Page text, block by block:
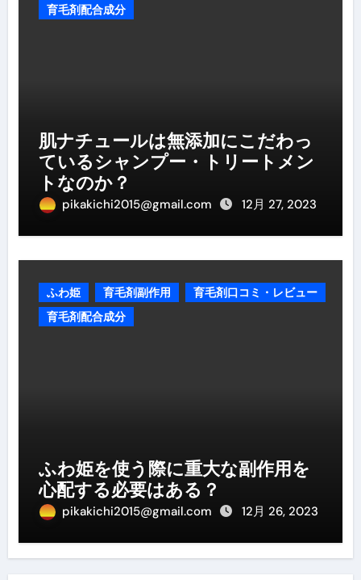
育毛剤配合成分
肌ナチュールは無添加にこだわっ
ているシャンプー・トリートメン
トなのか？
pikakichi2015@gmail.com 12月 27, 2023
ふわ姫 育毛剤副作用
育毛剤口コミ・レビュー
育毛剤配合成分
ふわ姫を使う際に重大な副作用を
心配する必要はある？
pikakichi2015@gmail.com 12月 26, 2023